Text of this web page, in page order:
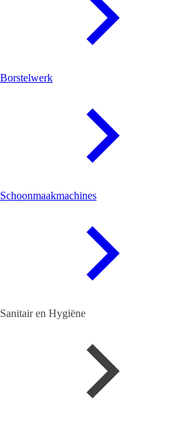
Borstelwerk
Schoonmaakmachines
Sanitair en Hygiëne